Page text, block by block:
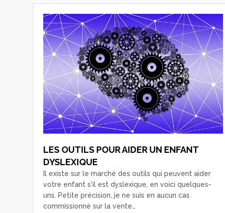
LES OUTILS POUR AIDER UN ENFANT
DYSLEXIQUE
Il existe sur le marché des outils qui peuvent aider
votre enfant s'il est dyslexique, en voici quelques-
uns. Petite précision, je ne suis en aucun cas
commissionné sur la vente…